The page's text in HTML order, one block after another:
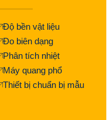
Độ bền vật liệu
Đo biên dạng
Phân tích nhiệt
Máy quang phổ
Thiết bị chuẩn bị mẫu